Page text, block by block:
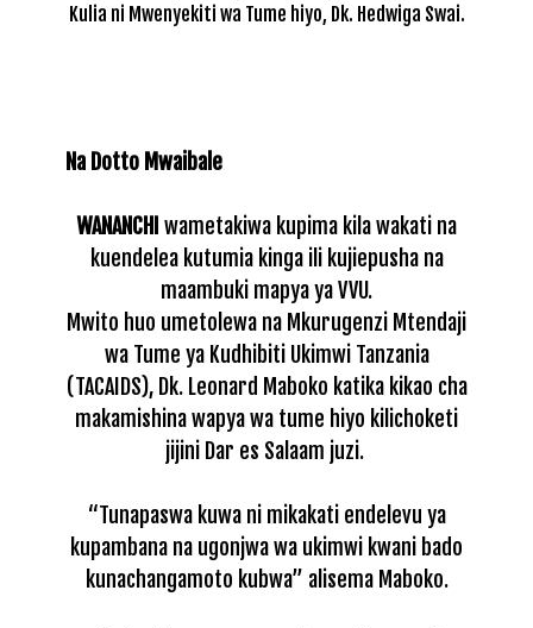
Kulia ni Mwenyekiti wa Tume hiyo, Dk. Hedwiga Swai.
Na Dotto Mwaibale
WANANCHI wametakiwa kupima kila wakati na
kuendelea kutumia kinga ili kujiepusha na
maambuki mapya ya VVU.
Mwito huo umetolewa na Mkurugenzi Mtendaji
wa Tume ya Kudhibiti Ukimwi Tanzania
(TACAIDS), Dk. Leonard Maboko katika kikao cha
makamishina wapya wa tume hiyo kilichoketi
jijini Dar es Salaam juzi.
“Tunapaswa kuwa ni mikakati endelevu ya
kupambana na ugonjwa wa ukimwi kwani bado
kunachangamoto kubwa” alisema Maboko.